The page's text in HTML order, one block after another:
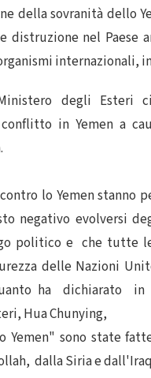
della sovranità dello
distruzione nel
internazionali,
degli Esteri
in Yemen a
lo Yemen stanno
negativo evolversi
politico e che tutte
delle Nazioni
ha dichiarato in
Hua Chunying,
Yemen" sono state
dalla Siria e